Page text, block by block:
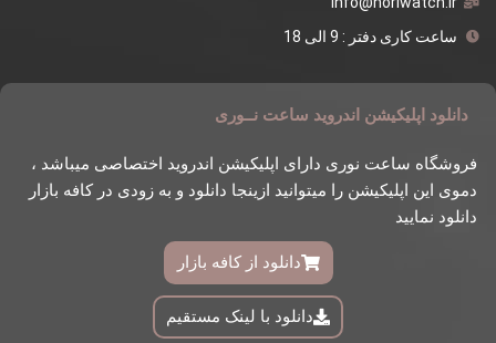
ساعت کاری دفتر : 9 الی 18
دانلود اپلیکیشن اندروید ساعت نــوری
فروشگاه ساعت نوری دارای اپلیکیشن اندروید اختصاصی میباشد ،
دموی این اپلیکیشن را میتوانید ازینجا دانلود و به زودی در کافه بازار
دانلود نمایید
دانلود از کافه بازار
دانلود با لینک مستقیم